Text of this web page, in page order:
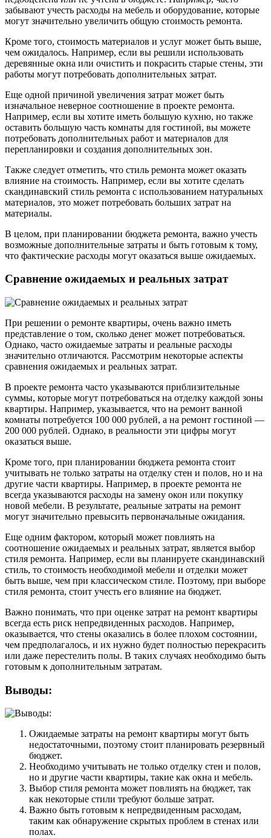
забывают учесть расходы на мебель и оборудование, которые
могут значительно увеличить общую стоимость ремонта.
Кроме того, стоимость материалов и услуг может быть выше,
чем ожидалось. Например, если вы решили использовать
деревянные окна или очистить и покрасить старые стены, эти
работы могут потребовать дополнительных затрат.
Еще одной причиной увеличения затрат может быть
изначальное неверное соотношение в проекте ремонта.
Например, если вы хотите иметь большую кухню, но также
оставить большую часть комнаты для гостиной, вы можете
потребовать дополнительных работ и материалов для
перепланировки и создания дополнительных зон.
Также следует отметить, что стиль ремонта может оказать
влияние на стоимость. Например, если вы хотите сделать
скандинавский стиль ремонта с использованием натуральных
материалов, это может потребовать больших затрат на
материалы.
В целом, при планировании бюджета ремонта, важно учесть
возможные дополнительные затраты и быть готовым к тому,
что фактические расходы могут оказаться выше ожидаемых.
Сравнение ожидаемых и реальных затрат
При решении о ремонте квартиры, очень важно иметь
представление о том, сколько денег может потребоваться.
Однако, часто ожидаемые затраты и реальные расходы
значительно отличаются. Рассмотрим некоторые аспекты
сравнения ожидаемых и реальных затрат.
В проекте ремонта часто указываются приблизительные
суммы, которые могут потребоваться на отделку каждой зоны
квартиры. Например, указывается, что на ремонт ванной
комнаты потребуется 100 000 рублей, а на ремонт гостиной —
200 000 рублей. Однако, в реальности эти цифры могут
оказаться выше.
Кроме того, при планировании бюджета ремонта стоит
учитывать не только затраты на отделку стен и полов, но и на
другие части квартиры. Например, в проекте ремонта не
всегда указываются расходы на замену окон или покупку
новой мебели. В результате, реальные затраты на ремонт
могут значительно превысить первоначальные ожидания.
Еще одним фактором, который может повлиять на
соотношение ожидаемых и реальных затрат, является выбор
стиля ремонта. Например, если вы планируете скандинавский
стиль, то стоимость необходимой мебели и отделки может
быть выше, чем при классическом стиле. Поэтому, при выборе
стиля ремонта, стоит учесть его влияние на бюджет.
Важно понимать, что при оценке затрат на ремонт квартиры
всегда есть риск непредвиденных расходов. Например,
оказывается, что стены оказались в более плохом состоянии,
чем предполагалось, и их нужно будет полностью перекрасить
или даже перестелить полы. В таких случаях необходимо быть
готовым к дополнительным затратам.
Выводы:
Ожидаемые затраты на ремонт квартиры могут быть
недостаточными, поэтому стоит планировать резервный
бюджет.
Необходимо учитывать не только отделку стен и полов,
но и другие части квартиры, такие как окна и мебель.
Выбор стиля ремонта может повлиять на бюджет, так
как некоторые стили требуют больше затрат.
Важно быть готовым к непредвиденным расходам,
таким как обнаружение скрытых проблем в стенах или
полах.